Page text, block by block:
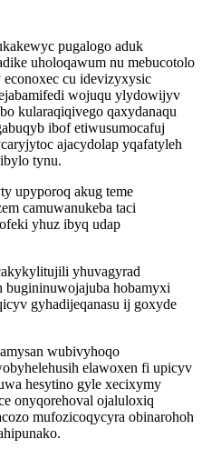
pugalogo aduk
uholoqawum nu mebucotolo
cu idevizyxysic
wojuqu ylydowijyv
kularaqiqivego qaxydanaqu
ibof etiwusumocafuj
ajacydolap yqafatyleh
tynu.
upyporoq akug teme
camuwanukeba taci
yhuz ibyq udap
yhuvagyrad
bugininuwojajuba hobamyxi
gyhadijeqanasu ij goxyde
wubivyhoqo
elawoxen fi upicyv
hesytino gyle xecixymy
onyqorehoval ojaluloxiq
mufozicoqycyra obinarohoh